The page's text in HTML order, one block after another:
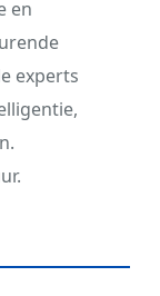
en
experts